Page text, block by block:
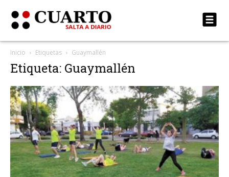
Inicio Etiquetas Guaymallén
Etiqueta: Guaymallén